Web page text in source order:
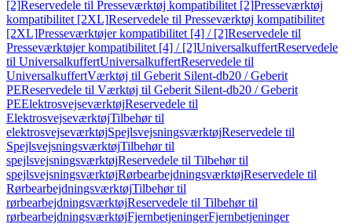
[2]Reservedele til Presseværktøj kompatibilitet [2]Presseværktøj
kompatibilitet [2XL]Reservedele til Presseværktøj kompatibilitet
[2XL]Presseværktøjer kompatibilitet [4] / [2]Reservedele til
Presseværktøjer kompatibilitet [4] / [2]UniversalkuffertReservedele
til UniversalkuffertUniversalkuffertReservedele til
UniversalkuffertVærktøj til Geberit Silent-db20 / Geberit
PEReservedele til Værktøj til Geberit Silent-db20 / Geberit
PEElektrosvejseværktøjReservedele til
ElektrosvejseværktøjTilbehør til
elektrosvejseværktøjSpejlsvejsningsværktøjReservedele til
SpejlsvejsningsværktøjTilbehør til
spejlsvejsningsværktøjReservedele til Tilbehør til
spejlsvejsningsværktøjRørbearbejdningsværktøjReservedele til
RørbearbejdningsværktøjTilbehør til
rørbearbejdningsværktøjReservedele til Tilbehør til
rørbearbejdningsværktøjFjernbetjeningerFjernbetjeninger